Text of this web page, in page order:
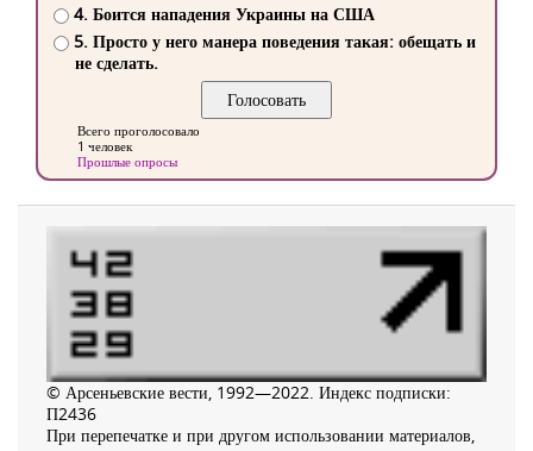
4. Боится нападения Украины на США
5. Просто у него манера поведения такая: обещать и
не сделать.
Всего проголосовало
1 человек
Прошлые опросы
© Арсеньевские вести, 1992—2022. Индекс подписки:
П2436
При перепечатке и при другом использовании материалов,